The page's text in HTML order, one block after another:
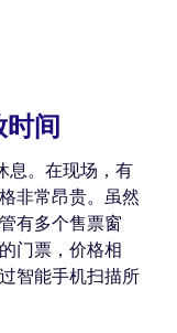
时间
息。在现场，有
非常昂贵。虽然
有多个售票窗
门票，价格相
智能手机扫描所